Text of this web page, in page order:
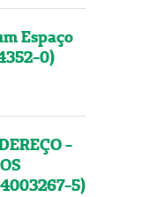
Espaço
0)
-
5)